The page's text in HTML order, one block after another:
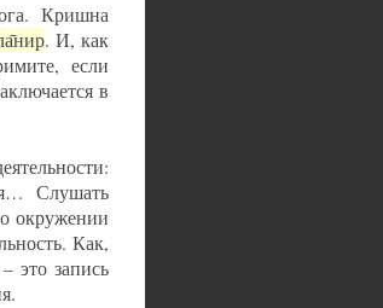
Кришна
. И, как
если
в
Слушать
окружении
Как,
это запись